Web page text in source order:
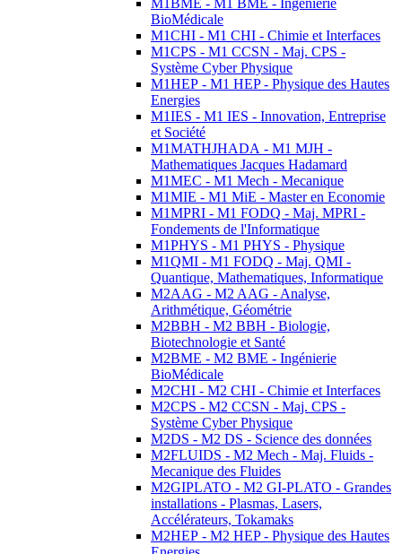
M1BME - M1 BME - Ingénierie
BioMédicale
M1CHI - M1 CHI - Chimie et Interfaces
M1CPS - M1 CCSN - Maj. CPS -
Système Cyber Physique
M1HEP - M1 HEP - Physique des Hautes
Energies
M1IES - M1 IES - Innovation, Entreprise
et Société
M1MATHJHADA - M1 MJH -
Mathematiques Jacques Hadamard
M1MEC - M1 Mech - Mecanique
M1MIE - M1 MiE - Master en Economie
M1MPRI - M1 FODQ - Maj. MPRI -
Fondements de l'Informatique
M1PHYS - M1 PHYS - Physique
M1QMI - M1 FODQ - Maj. QMI -
Quantique, Mathematiques, Informatique
M2AAG - M2 AAG - Analyse,
Arithmétique, Géométrie
M2BBH - M2 BBH - Biologie,
Biotechnologie et Santé
M2BME - M2 BME - Ingénierie
BioMédicale
M2CHI - M2 CHI - Chimie et Interfaces
M2CPS - M2 CCSN - Maj. CPS -
Système Cyber Physique
M2DS - M2 DS - Science des données
M2FLUIDS - M2 Mech - Maj. Fluids -
Mecanique des Fluides
M2GIPLATO - M2 GI-PLATO - Grandes
installations - Plasmas, Lasers,
Accélérateurs, Tokamaks
M2HEP - M2 HEP - Physique des Hautes